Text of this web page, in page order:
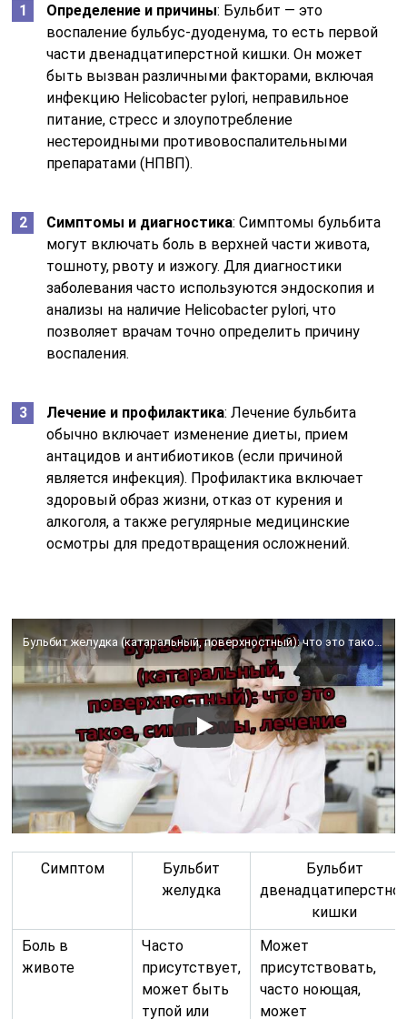
Определение и причины: Бульбит — это
воспаление бульбус-дуоденума, то есть первой
части двенадцатиперстной кишки. Он может
быть вызван различными факторами, включая
инфекцию Helicobacter pylori, неправильное
питание, стресс и злоупотребление
нестероидными противовоспалительными
препаратами (НПВП).
Симптомы и диагностика: Симптомы бульбита
могут включать боль в верхней части живота,
тошноту, рвоту и изжогу. Для диагностики
заболевания часто используются эндоскопия и
анализы на наличие Helicobacter pylori, что
позволяет врачам точно определить причину
воспаления.
Лечение и профилактика: Лечение бульбита
обычно включает изменение диеты, прием
антацидов и антибиотиков (если причиной
является инфекция). Профилактика включает
здоровый образ жизни, отказ от курения и
алкоголя, а также регулярные медицинские
осмотры для предотвращения осложнений.
Симптом
Бульбит
желудка
Бульбит
кишки
Боль в
животе
Часто
присутствует,
может быть
тупой или
Может
присутствовать,
часто ноющая,
может